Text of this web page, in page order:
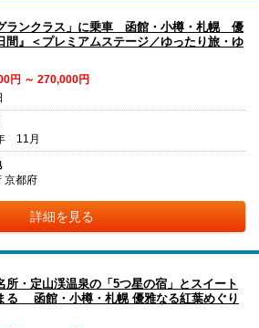
ランクラス」に乗車 函館・小樽・札幌 優
間』＜プレミアムステージ／ゆったり旅・ゆ
円 ～ 270,000円
11月
京都府
詳細を見る
所・定山渓温泉の「5つ星の宿」とスイート
る 函館・小樽・札幌 優雅なる紅葉めぐり